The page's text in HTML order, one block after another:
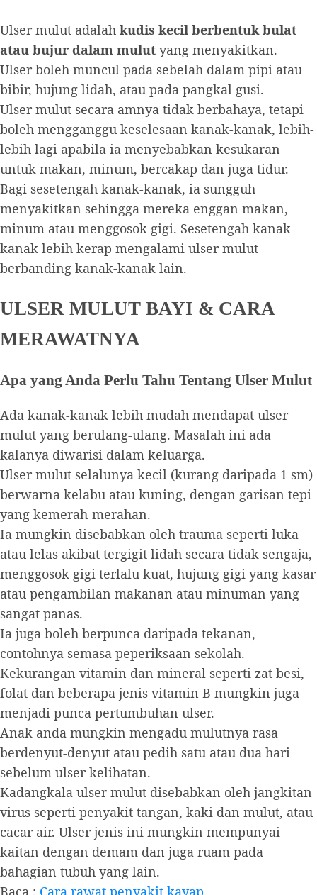
Ulser mulut adalah kudis kecil berbentuk bulat
atau bujur dalam mulut yang menyakitkan.
Ulser boleh muncul pada sebelah dalam pipi atau
bibir, hujung lidah, atau pada pangkal gusi.
Ulser mulut secara amnya tidak berbahaya, tetapi
boleh mengganggu keselesaan kanak-kanak, lebih-
lebih lagi apabila ia menyebabkan kesukaran
untuk makan, minum, bercakap dan juga tidur.
Bagi sesetengah kanak-kanak, ia sungguh
menyakitkan sehingga mereka enggan makan,
minum atau menggosok gigi. Sesetengah kanak-
kanak lebih kerap mengalami ulser mulut
berbanding kanak-kanak lain.
ULSER MULUT BAYI & CARA
MERAWATNYA
Apa yang Anda Perlu Tahu Tentang Ulser Mulut
Ada kanak-kanak lebih mudah mendapat ulser
mulut yang berulang-ulang. Masalah ini ada
kalanya diwarisi dalam keluarga.
Ulser mulut selalunya kecil (kurang daripada 1 sm)
berwarna kelabu atau kuning, dengan garisan tepi
yang kemerah-merahan.
Ia mungkin disebabkan oleh trauma seperti luka
atau lelas akibat tergigit lidah secara tidak sengaja,
menggosok gigi terlalu kuat, hujung gigi yang kasar
atau pengambilan makanan atau minuman yang
sangat panas.
Ia juga boleh berpunca daripada tekanan,
contohnya semasa peperiksaan sekolah.
Kekurangan vitamin dan mineral seperti zat besi,
folat dan beberapa jenis vitamin B mungkin juga
menjadi punca pertumbuhan ulser.
Anak anda mungkin mengadu mulutnya rasa
berdenyut-denyut atau pedih satu atau dua hari
sebelum ulser kelihatan.
Kadangkala ulser mulut disebabkan oleh jangkitan
virus seperti penyakit tangan, kaki dan mulut, atau
cacar air. Ulser jenis ini mungkin mempunyai
kaitan dengan demam dan juga ruam pada
bahagian tubuh yang lain.
Baca : Cara rawat penyakit kayap